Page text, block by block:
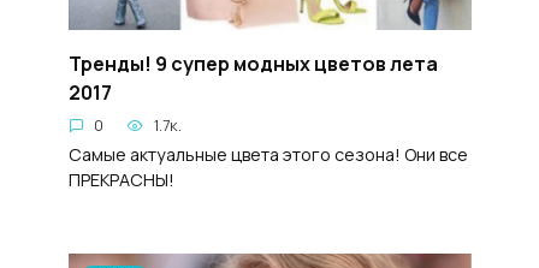
Тренды! 9 супер модных цветов лета
2017
0 1.7к.
Самые актуальные цвета этого сезона! Они все
ПРЕКРАСНЫ!